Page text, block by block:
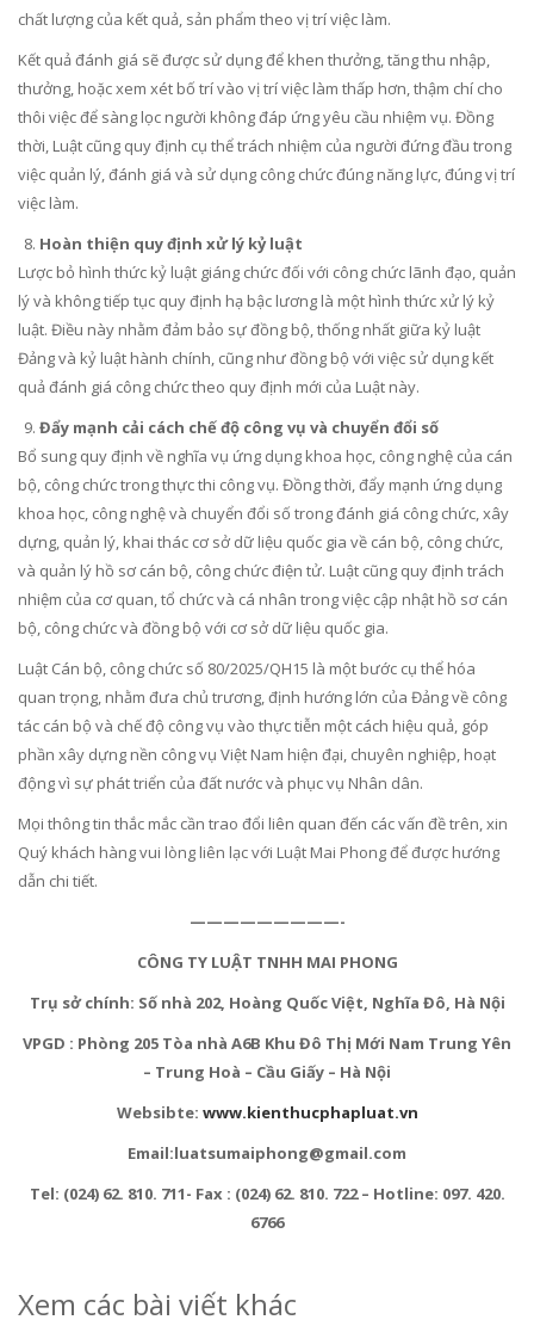
chất lượng của kết quả, sản phẩm theo vị trí việc làm.
Kết quả đánh giá sẽ được sử dụng để khen thưởng, tăng thu nhập,
thưởng, hoặc xem xét bố trí vào vị trí việc làm thấp hơn, thậm chí cho
thôi việc để sàng lọc người không đáp ứng yêu cầu nhiệm vụ. Đồng
thời, Luật cũng quy định cụ thể trách nhiệm của người đứng đầu trong
việc quản lý, đánh giá và sử dụng công chức đúng năng lực, đúng vị trí
việc làm.
Hoàn thiện quy định xử lý kỷ luật
Lược bỏ hình thức kỷ luật giáng chức đối với công chức lãnh đạo, quản
lý và không tiếp tục quy định hạ bậc lương là một hình thức xử lý kỷ
luật. Điều này nhằm đảm bảo sự đồng bộ, thống nhất giữa kỷ luật
Đảng và kỷ luật hành chính, cũng như đồng bộ với việc sử dụng kết
quả đánh giá công chức theo quy định mới của Luật này.
Đẩy mạnh cải cách chế độ công vụ và chuyển đổi số
Bổ sung quy định về nghĩa vụ ứng dụng khoa học, công nghệ của cán
bộ, công chức trong thực thi công vụ. Đồng thời, đẩy mạnh ứng dụng
khoa học, công nghệ và chuyển đổi số trong đánh giá công chức, xây
dựng, quản lý, khai thác cơ sở dữ liệu quốc gia về cán bộ, công chức,
và quản lý hồ sơ cán bộ, công chức điện tử. Luật cũng quy định trách
nhiệm của cơ quan, tổ chức và cá nhân trong việc cập nhật hồ sơ cán
bộ, công chức và đồng bộ với cơ sở dữ liệu quốc gia.
Luật Cán bộ, công chức số 80/2025/QH15 là một bước cụ thể hóa
quan trọng, nhằm đưa chủ trương, định hướng lớn của Đảng về công
tác cán bộ và chế độ công vụ vào thực tiễn một cách hiệu quả, góp
phần xây dựng nền công vụ Việt Nam hiện đại, chuyên nghiệp, hoạt
động vì sự phát triển của đất nước và phục vụ Nhân dân.
Mọi thông tin thắc mắc cần trao đổi liên quan đến các vấn đề trên, xin
Quý khách hàng vui lòng liên lạc với Luật Mai Phong để được hướng
dẫn chi tiết.
—————————-
CÔNG TY LUẬT TNHH MAI PHONG
Trụ sở chính: Số nhà 202, Hoàng Quốc Việt, Nghĩa Đô, Hà Nội
VPGD : Phòng 205 Tòa nhà A6B Khu Đô Thị Mới Nam Trung Yên
– Trung Hoà – Cầu Giấy – Hà Nội
Websibte: www.kienthucphapluat.vn
Email:luatsumaiphong@gmail.com
Tel: (024) 62. 810. 711- Fax : (024) 62. 810. 722 – Hotline: 097. 420.
6766
Xem các bài viết khác